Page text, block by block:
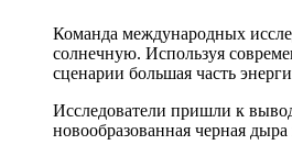
Команда международных
солнечную. Используя
сценарии большая часть
Исследователи пришли к
новообразованная черная